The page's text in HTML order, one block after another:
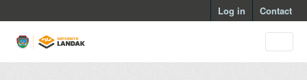
Log in Contact